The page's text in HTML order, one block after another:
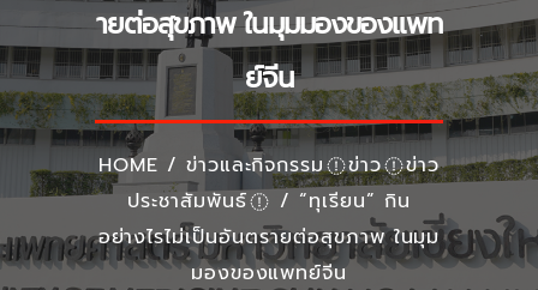
ายต่อสุขภาพ ในมุมมองของแพท
ย์จีน
HOME / ข่าวและกิจกรรม ข่าว
ข่าว
ประชาสัมพันธ์
/ “ทุเรียน” กิน
อย่างไรไม่เป็นอันตรายต่อสุขภาพ ในมุม
มองของแพทย์จีน